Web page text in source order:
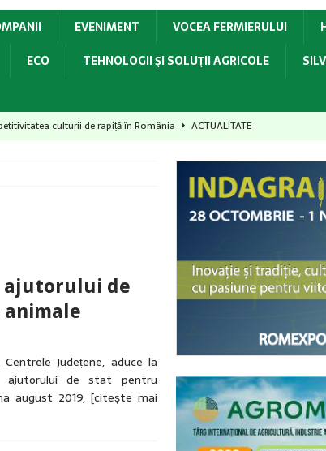
EVENIMENT VOCEA FERMIERULUI
ECO TEHNOLOGII ŞI SOLUŢII AGRICOLE
culturii de rapiță în România
ACTUALITATE
ideală pentru fermieri!
ACTUALITATE
protejată și calitate asigurată!
ACTUALITATE
ajutorului de
Județene, aduce la
ajutorului de stat pentru
august 2019, [citește mai